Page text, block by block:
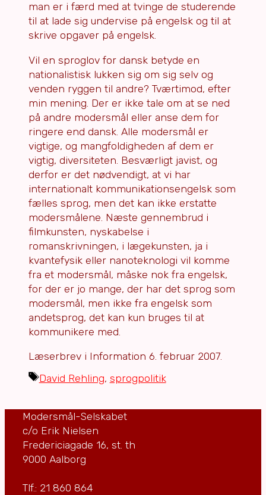
man er i færd med at tvinge de studerende
til at lade sig undervise på engelsk og til at
skrive opgaver på engelsk.
Vil en sproglov for dansk betyde en
nationalistisk lukken sig om sig selv og
venden ryggen til andre? Tværtimod, efter
min mening. Der er ikke tale om at se ned
på andre modersmål eller anse dem for
ringere end dansk. Alle modersmål er
vigtige, og mangfoldigheden af dem er
vigtig, diversiteten. Besværligt javist, og
derfor er det nødvendigt, at vi har
internationalt kommunikationsengelsk som
fælles sprog, men det kan ikke erstatte
modersmålene. Næste gennembrud i
filmkunsten, nyskabelse i
romanskrivningen, i lægekunsten, ja i
kvantefysik eller nanoteknologi vil komme
fra et modersmål, måske nok fra engelsk,
for der er jo mange, der har det sprog som
modersmål, men ikke fra engelsk som
andetsprog, det kan kun bruges til at
kommunikere med.
Læserbrev i Information 6. februar 2007.
Tags
David Rehling, sprogpolitik
Modersmål-Selskabet
c/o Erik Nielsen
Fredericiagade 16, st. th
9000 Aalborg
Tlf.: 21 860 864